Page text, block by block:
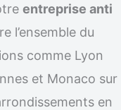
entreprise anti
l’ensemble du
comme Lyon
et Monaco sur
en